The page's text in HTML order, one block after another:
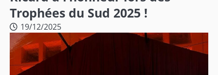
Trophées du Sud 2025 !
19/12/2025